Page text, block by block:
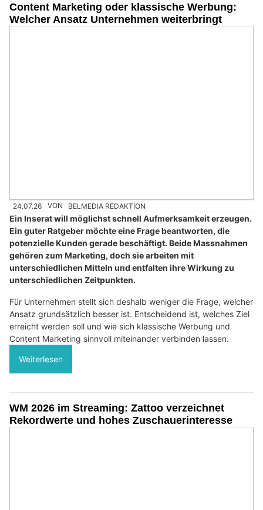
Content Marketing oder klassische Werbung:
Welcher Ansatz Unternehmen weiterbringt
24.07.26 VON BELMEDIA REDAKTION
Ein Inserat will möglichst schnell Aufmerksamkeit erzeugen.
Ein guter Ratgeber möchte eine Frage beantworten, die
potenzielle Kunden gerade beschäftigt. Beide Massnahmen
gehören zum Marketing, doch sie arbeiten mit
unterschiedlichen Mitteln und entfalten ihre Wirkung zu
unterschiedlichen Zeitpunkten.
Für Unternehmen stellt sich deshalb weniger die Frage, welcher
Ansatz grundsätzlich besser ist. Entscheidend ist, welches Ziel
erreicht werden soll und wie sich klassische Werbung und
Content Marketing sinnvoll miteinander verbinden lassen.
Weiterlesen
WM 2026 im Streaming: Zattoo verzeichnet
Rekordwerte und hohes Zuschauerinteresse